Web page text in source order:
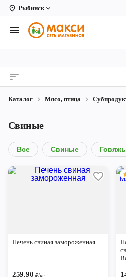
Рыбинск
Вологда
Архангельск
Киров
Коряжма
Котлас
Новодвинск
Каталог Мясо, птица
Свиные
Все Свиные
Печень свиная замороженная
259.90 ₽/кг